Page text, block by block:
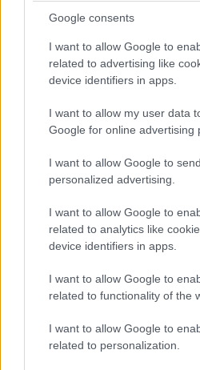
Google consents
I want to allow Google to
related to advertising like
device identifiers in apps.
I want to allow my user data
Google for online advertising
I want to allow Google to
personalized advertising.
I want to allow Google to
related to analytics like
device identifiers in apps.
I want to allow Google to
related to functionality of the
I want to allow Google to
related to personalization.
ΚΟΣΜΟΣ
Στενό του Ορμούζ: Πού
το Ιράν – Το σχέδιο των
5/08/2026 - 8:57πμ